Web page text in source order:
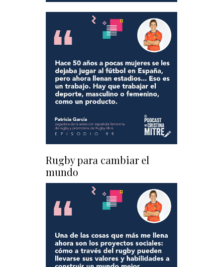
Rugby para cambiar el
mundo